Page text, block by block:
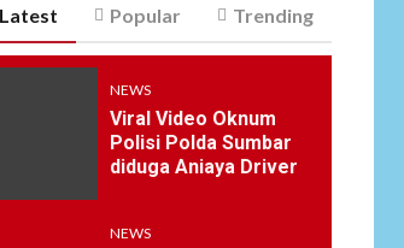
Latest Popular Trending
NEWS
Viral Video Oknum
Polisi Polda Sumbar
diduga Aniaya Driver
NEWS